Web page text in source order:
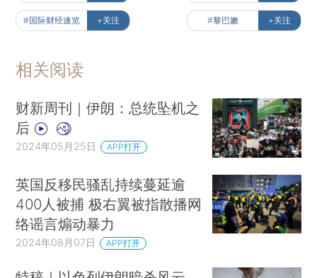
#国际财经速览 +关注 #黎巴嫩 +关注
相关阅读
财新周刊｜伊朗：总统坠机之
后
2024年05月25日 APP打开
英国反移民骚乱持续蔓延逾
400人被捕 极右翼被指散播网
络谣言煽动暴力
2024年08月07日 APP打开